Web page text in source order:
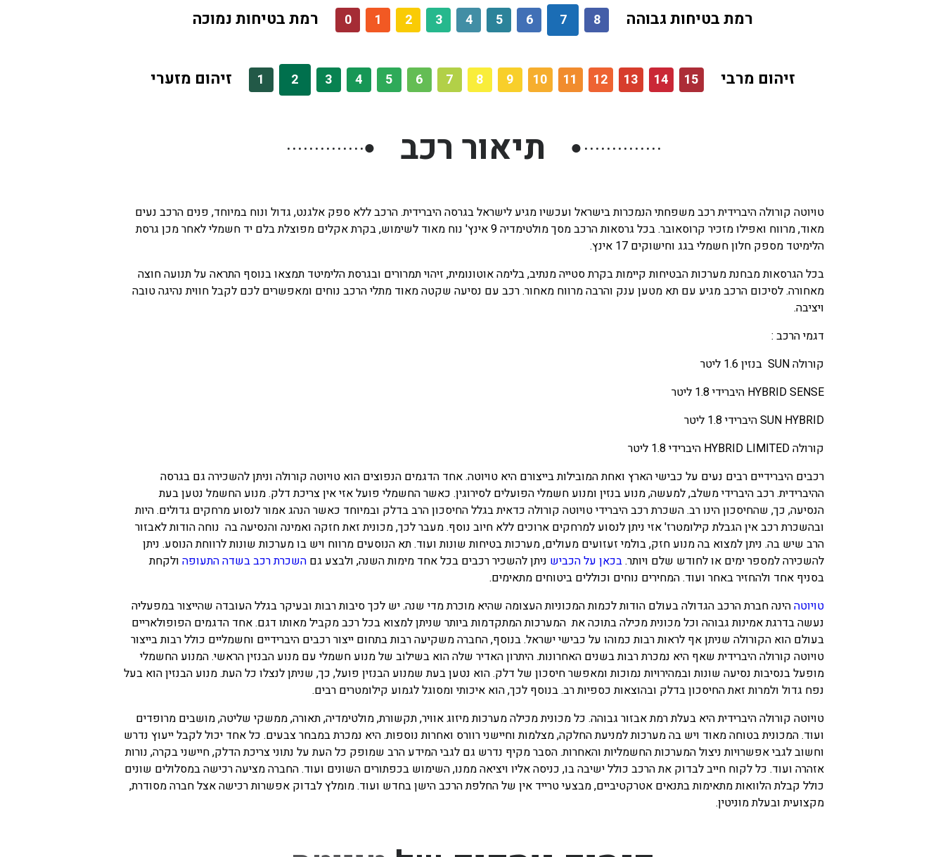
רמת בטיחות גבוהה 0 1 2 3 4 5 6 7 8 רמת בטיחות נמוכה
זיהום מרבי 1 2 3 4 5 6 7 8 9 10 11 12 13 14 15 זיהום מזערי
● תיאור רכב ●
טויוטה קורולה היברידית רכב משפחתי הנמכרות בישראל ועכשיו מגיע לישראל בגרסה היברידית. הרכב ללא ספק אלגנט, גדול ונוח במיוחד, פנים הרכב נעים
מאוד, מרווח ואפילו מזכיר קרוסאובר. בכל גרסאות הרכב מסך מולטימדיה 9 אינץ' נוח מאוד לשימוש, בקרת אקלים מפוצלת בלם יד חשמלי לאחר מכן גרסת
הלימיטד מספק חלון חשמלי בגג וחישוקים 17 אינץ.
בכל הגרסאות מבחנת מערכות הבטיחות קיימות בקרת סטייה מנתיב, בלימה אוטונומית, זיהוי תמרורים ובגרסת הלימיטד תמצאו בנוסף התראה על תנועה חוצה
מאחורה. לסיכום הרכב מגיע עם תא מטען ענק והרבה מרווח מאחור. רכב עם נסיעה שקטה מאוד מתלי הרכב נוחים ומאפשרים לכם לקבל חווית נהיגה טובה
ויציבה.
דגמי הרכב :
קורולה SUN בנזין 1.6 ליטר
HYBRID SENSE היברידי 1.8 ליטר
SUN HYBRID היברידי 1.8 ליטר
קורולה HYBRID LIMITED היברידי 1.8 ליטר
רכבים היברידיים רבים נעים על כבישי הארץ ואחת המובילות בייצורם היא טויוטה. אחד הדגמים הנפוצים הוא טויוטה קורולה וניתן להשכירה גם בגרסה
ההיברידית. רכב היברידי משלב, למעשה, מנוע בנזין ומנוע חשמלי הפועלים לסירוגין. כאשר החשמלי פועל אזי אין צריכת דלק. מנוע החשמל נטען בעת
הנסיעה, כך, שהחיסכון הינו רב. השכרת רכב היברידי טויוטה קורולה כדאית בגלל החיסכון הרב בדלק ובמיוחד כאשר הנהג אמור לנסוע מרחקים גדולים. היות
ובהשכרת רכב אין הגבלת קילומטרז' אזי ניתן לנסוע למרחקים ארוכים ללא חיוב נוסף. מעבר לכך, מכונית זאת חזקה ואמינה והנסיעה בה נוחה הודות לאבזור
הרב שיש בה. ניתן למצוא בה מנוע חזק, בולמי זעזועים מעולים, מערכות בטיחות שונות ועוד. תא הנוסעים מרווח ויש בו מערכות שונות לרווחת הנוסע. ניתן
להשכירה למספר ימים או לחודש שלם ויותר.בכאן על הכביש ניתן להשכיר רכבים בכל אחד מימות השנה, ולבצע גם השכרת רכב בשדה התעופה ולקחת
בסניף אחד ולהחזיר באחר ועוד. המחירים נוחים וכוללים ביטוחים מתאימים.
טויוטההינה חברת הרכב הגדולה בעולם הודות לכמות המכוניות העצומה שהיא מוכרת מדי שנה. יש לכך סיבות רבות ובעיקר בגלל העובדה שהייצור במפעליה
נעשה בדרגת אמינות גבוהה וכל מכונית מכילה בתוכה את המערכות המתקדמות ביותר שניתן למצוא בכל רכב מקביל מאותו דגם. אחד הדגמים הפופולאריים
בעולם הוא הקורולה שניתן אף לראות רבות כמוהו על כבישי ישראל. בנוסף, החברה משקיעה רבות בתחום ייצור רכבים היברידיים וחשמליים כולל רבות בייצור
טויוטה קורולה היברידית שאף היא נמכרת רבות בשנים האחרונות. היתרון האדיר שלה הוא בשילוב של מנוע חשמלי עם מנוע הבנזין הראשי. המנוע החשמלי
מופעל בנסיבות נסיעה שונות ובמהירויות נמוכות ומאפשר חיסכון של דלק. הוא נטען בעת שמנוע הבנזין פועל, כך, שניתן לנצלו כל העת. מנוע הבנזין הוא בעל
נפח גדול ולמרות זאת החיסכון בדלק ובהוצאות כספיות רב. בנוסף לכך, הוא איכותי ומסוגל לגמוע קילומטרים רבים.
טויוטה קורולה היברידית היא בעלת רמת אבזור גבוהה. כל מכונית מכילה מערכות מיזוג אוויר, תקשורת, מולטימדיה, תאורה, ממשקי שליטה, מושבים מרופדים
ועוד. המכונית בטוחה מאוד ויש בה מערכות למניעת החלקה, מצלמות וחיישני רוורס ואחרות נוספות. היא נמכרת במבחר צבעים. כל אחד יכול לקבל ייעוץ נדרש
וחשוב לגבי אפשרויות ניצול המערכות החשמליות והאחרות. הסבר מקיף נדרש גם לגבי המידע הרב שמופק כל העת על נתוני צריכת הדלק, חיישני בקרה, נורות
אזהרה ועוד. כל לקוח חייב לבדוק את הרכב כולל ישיבה בו, כניסה אליו ויציאה ממנו, השימוש בכפתורים השונים ועוד. החברה מציעה רכישה במסלולים שונים
כולל קבלת הלוואות מתאימות בתנאים אטרקטיביים, מבצעי טרייד אין של החלפת הרכב הישן בחדש ועוד. מומלץ לבדוק אפשרות רכישה אצל חברה מסודרת,
מקצועית ובעלת מוניטין.